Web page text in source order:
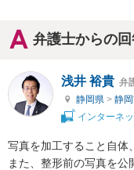
弁護士からの
浅井 裕貴 弁
静岡県 > 静
インターネ
写真を加工すること自体
また、整形前の写真を